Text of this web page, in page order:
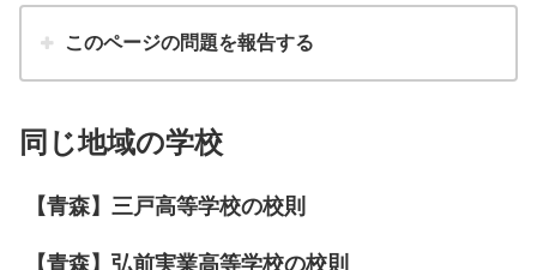
このページの問題を報告する
同じ地域の学校
【青森】三戸高等学校の校則
【青森】弘前実業高等学校の校則